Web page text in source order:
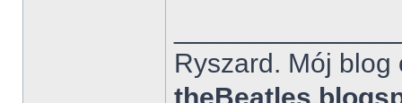
Ryszard. Mój